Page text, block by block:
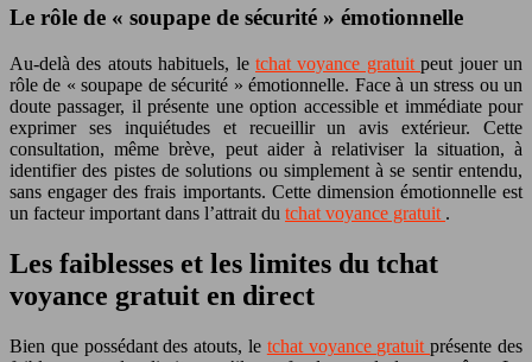
Le rôle de « soupape de sécurité » émotionnelle
Au-delà des atouts habituels, le tchat voyance gratuitpeut jouer un
rôle de « soupape de sécurité » émotionnelle. Face à un stress ou un
doute passager, il présente une option accessible et immédiate pour
exprimer ses inquiétudes et recueillir un avis extérieur. Cette
consultation, même brève, peut aider à relativiser la situation, à
identifier des pistes de solutions ou simplement à se sentir entendu,
sans engager des frais importants. Cette dimension émotionnelle est
un facteur important dans l’attrait du tchat voyance gratuit .
Les faiblesses et les limites du tchat
voyance gratuit en direct
Bien que possédant des atouts, le tchat voyance gratuitprésente des